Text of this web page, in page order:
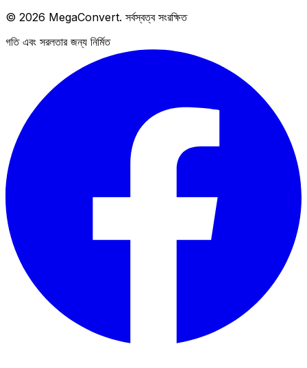
© 2026 MegaConvert. সর্বস্বত্ব সংরক্ষিত
গতি এবং সরলতার জন্য নির্মিত